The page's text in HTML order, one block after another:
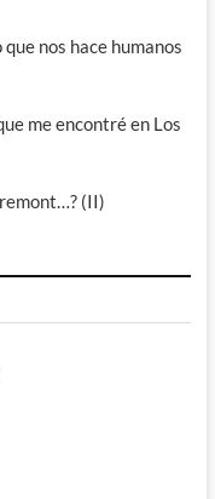
nos hace humanos
me encontré en Los
(II)